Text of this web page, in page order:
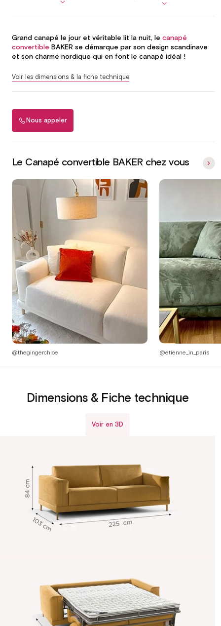
Grand canapé le jour et véritable lit la nuit, le canapé
convertible BAKER se démarque par son design scandinave
et son charme nordique qui en font le canapé idéal !
Voir les dimensions & la fiche technique
Nous appeler
Le Canapé convertible BAKER chez vous
@thegingerchloe @etienne_in_paris
Voir en 3D